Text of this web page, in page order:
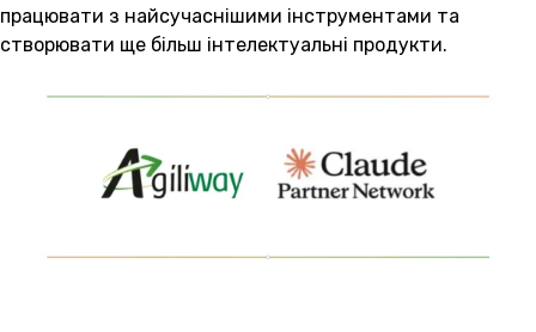
працювати з найсучаснішими інструментами та
створювати ще більш інтелектуальні продукти.